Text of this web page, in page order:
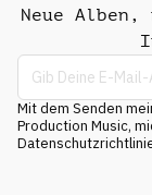
Neue
Mit dem Senden
Production Music,